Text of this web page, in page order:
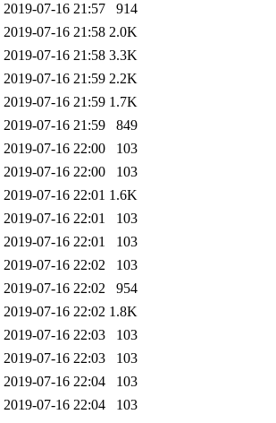
2019-07-16 21:57
914
2019-07-16 21:58 2.0K
2019-07-16 21:58 3.3K
2019-07-16 21:59 2.2K
2019-07-16 21:59 1.7K
2019-07-16 21:59
849
2019-07-16 22:00
103
2019-07-16 22:00
103
2019-07-16 22:01 1.6K
2019-07-16 22:01
103
2019-07-16 22:01
103
2019-07-16 22:02
103
2019-07-16 22:02
954
2019-07-16 22:02 1.8K
2019-07-16 22:03
103
2019-07-16 22:03
103
2019-07-16 22:04
103
2019-07-16 22:04
103